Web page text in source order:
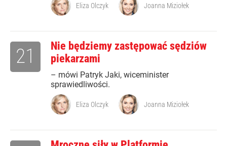
Eliza Olczyk Joanna Miziołek
Nie będziemy zastępować sędziów
piekarzami
– mówi Patryk Jaki, wiceminister
sprawiedliwości.
21
Eliza Olczyk Joanna Miziołek